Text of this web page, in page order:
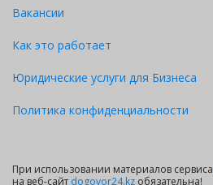
Вакансии
Как это работает
Юридические услуги для Бизнеса
Политика конфиденциальности
При использовании материалов сервиса
на веб-сайт dogovor24.kz обязательна!